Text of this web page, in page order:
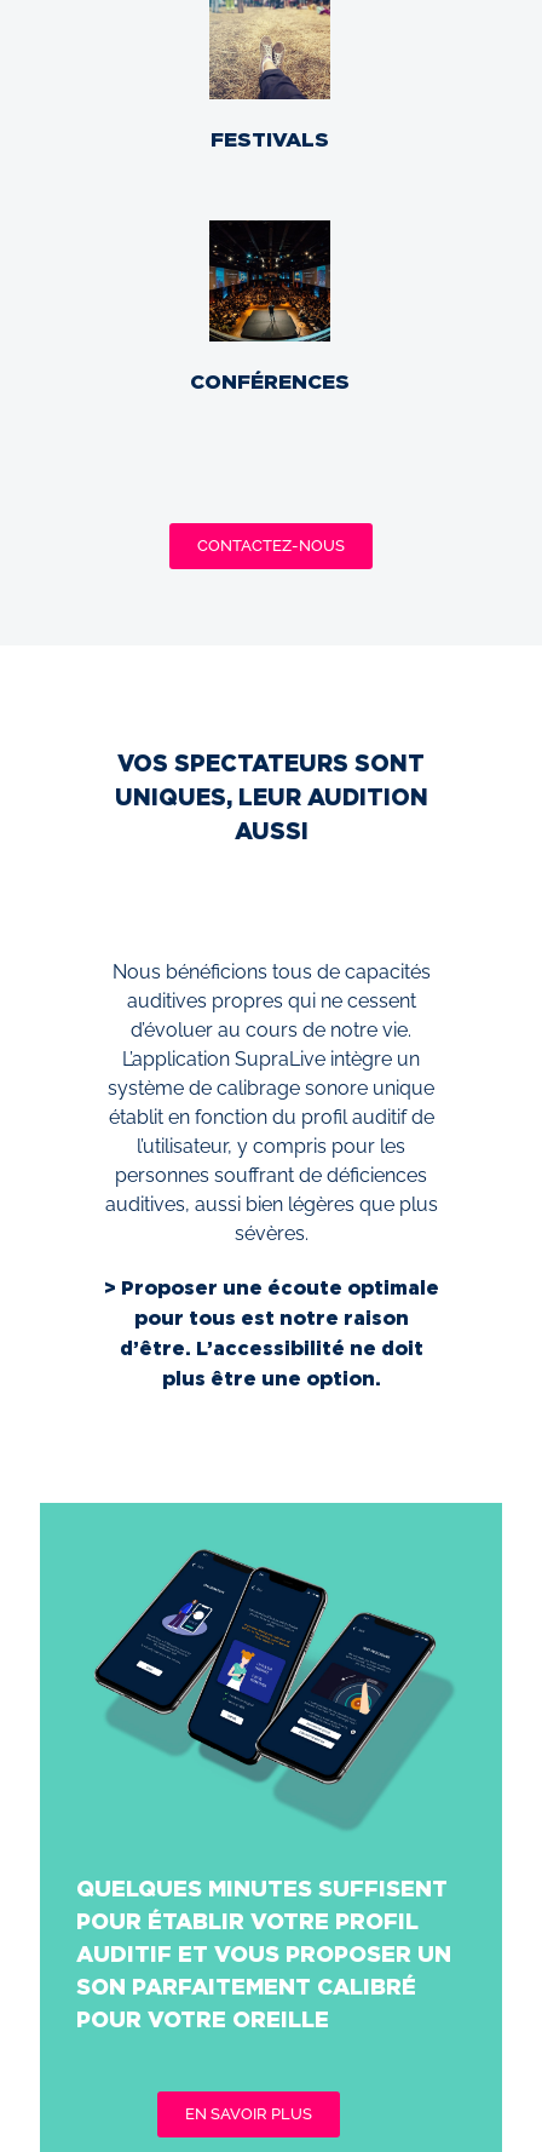
FESTIVALS
CONFÉRENCES
CONTACTEZ-NOUS
VOS SPECTATEURS SONT
UNIQUES, LEUR AUDITION
AUSSI
Nous bénéficions tous de capacités
auditives propres qui ne cessent
d’évoluer au cours de notre vie.
L’application SupraLive intègre un
système de calibrage sonore unique
établit en fonction du profil auditif de
l’utilisateur, y compris pour les
personnes souffrant de déficiences
auditives, aussi bien légères que plus
sévères.
> Proposer une écoute optimale
pour tous est notre raison
d’être. L’accessibilité ne doit
plus être une option.
QUELQUES MINUTES SUFFISENT
POUR ÉTABLIR VOTRE PROFIL
AUDITIF ET VOUS PROPOSER UN
SON PARFAITEMENT CALIBRÉ
POUR VOTRE OREILLE
EN SAVOIR PLUS